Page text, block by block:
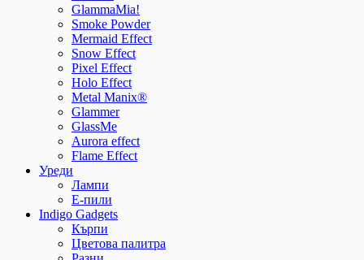
GlammaMia!
Smoke Powder
Mermaid Effect
Snow Effect
Pixel Effect
Holo Effect
Metal Manix®
Glammer
GlassMe
Aurora effect
Flame Effect
Уреди
Лампи
E-пили
Indigo Gadgets
Кърпи
Цветова палитра